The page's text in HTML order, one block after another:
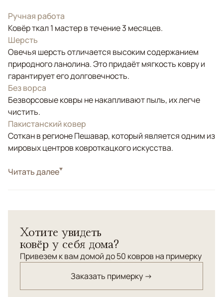
Ручная работа
Ковёр ткал 1 мастер в течение 3 месяцев.
Шерсть
Овечья шерсть отличается высоким содержанием
природного ланолина. Это придаёт мягкость ковру и
гарантирует его долговечность.
Без ворса
Безворсовые ковры не накапливают пыль, их легче
чистить.
Пакистанский ковер
Соткан в регионе Пешавар, который является одним из
мировых центров ковроткацкого искусства.
СтильКилимы и сумахи
Читать далее
Хотите увидеть
ковёр у себя дома?
Привезем к вам домой до 50 ковров на примерку
Заказать примерку →